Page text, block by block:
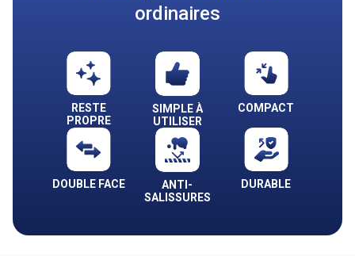
ordinaires
RESTE
PROPRE
SIMPLE À
UTILISER
COMPACT
DOUBLE FACE
ANTI-
SALISSURES
DURABLE